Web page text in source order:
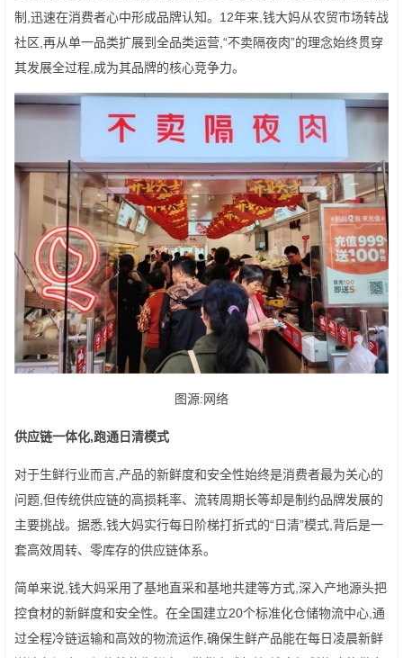
制,迅速在消费者心中形成品牌认知。12年来,钱大妈从农贸市场转战
社区,再从单一品类扩展到全品类运营,“不卖隔夜肉”的理念始终贯穿
其发展全过程,成为其品牌的核心竞争力。
图源:网络
供应链一体化,跑通日清模式
对于生鲜行业而言,产品的新鲜度和安全性始终是消费者最为关心的
问题,但传统供应链的高损耗率、流转周期长等却是制约品牌发展的
主要挑战。据悉,钱大妈实行每日阶梯打折式的“日清”模式,背后是一
套高效周转、零库存的供应链体系。
简单来说,钱大妈采用了基地直采和基地共建等方式,深入产地源头把
控食材的新鲜度和安全性。在全国建立20个标准化仓储物流中心,通
过全程冷链运输和高效的物流运作,确保生鲜产品能在每日凌晨新鲜